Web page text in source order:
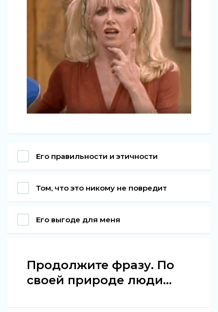
Его правильности и этичности
Том, что это никому не повредит
Его выгоде для меня
Продолжите фразу. По
своей природе люди...